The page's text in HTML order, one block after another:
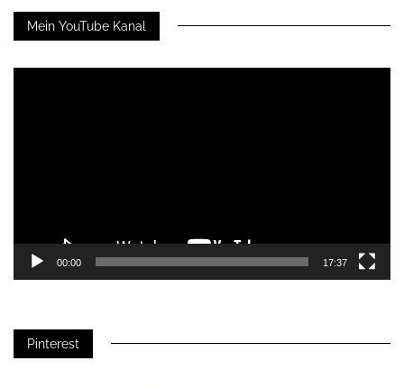
Mein YouTube Kanal
00:00 17:37
Pinterest